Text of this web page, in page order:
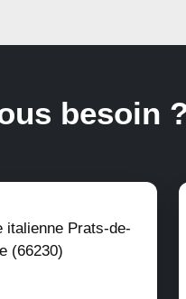
besoin
italienne Prats-de-
(66230)